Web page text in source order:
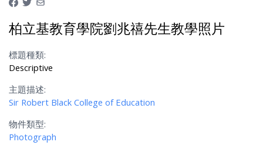
柏立基教育學院劉兆禧先生教學照片
標題種類:
Descriptive
主題描述:
Sir Robert Black College of Education
物件類型:
Photograph